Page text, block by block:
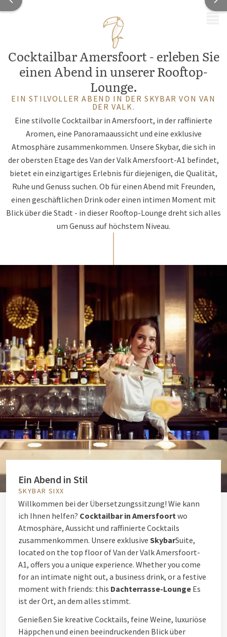
Cocktailbar Amersfoort - erleben Sie
einen Abend in unserer Rooftop-
Lounge.
EIN STILVOLLER ABEND IN DER SKYBAR VON VAN
DER VALK.
Eine stilvolle Cocktailbar in Amersfoort, in der raffinierte
Aromen, eine Panoramaaussicht und eine exklusive
Atmosphäre zusammenkommen. Unsere Skybar, die sich in
der obersten Etage des Van der Valk Amersfoort-A1 befindet,
bietet ein einzigartiges Erlebnis für diejenigen, die Qualität,
Ruhe und Genuss suchen. Ob für einen Abend mit Freunden,
einen geschäftlichen Drink oder einen intimen Moment mit
Blick über die Stadt - in dieser Rooftop-Lounge dreht sich alles
um Genuss auf höchstem Niveau.
Ein Abend in Stil
SKYBAR SIXX
Willkommen bei der Übersetzungssitzung! Wie kann
ich Ihnen helfen? Cocktailbar in Amersfoortwo
Atmosphäre, Aussicht und raffinierte Cocktails
zusammenkommen. Unsere exklusive SkybarSuite,
located on the top floor of Van der Valk Amersfoort-
A1, offers you a unique experience. Whether you come
for an intimate night out, a business drink, or a festive
moment with friends: this Dachterrasse-Lounge Es
ist der Ort, an dem alles stimmt.
Genießen Sie kreative Cocktails, feine Weine, luxuriöse
Häppchen und einen beeindruckenden Blick über